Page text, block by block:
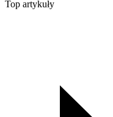
Top artykuły